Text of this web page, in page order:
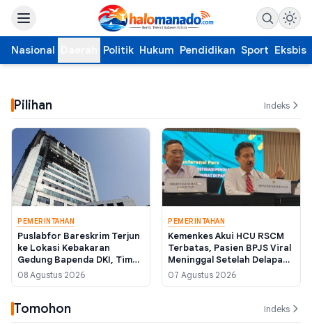
Nasional Politik Hukum Pendidikan Sport Eksbis
Pilihan Indeks
PEMERINTAHAN
Puslabfor Bareskrim Terjun
ke Lokasi Kebakaran
Gedung Bapenda DKI, Tim
Damkar Masih Sisir Titik
Panas
08 Agustus 2026
PEMERINTAHAN
Kemenkes Akui HCU RSCM
Terbatas, Pasien BPJS Viral
Meninggal Setelah Delapan
Jam Menunggu Ruang
Perawatan
07 Agustus 2026
Tomohon Indeks